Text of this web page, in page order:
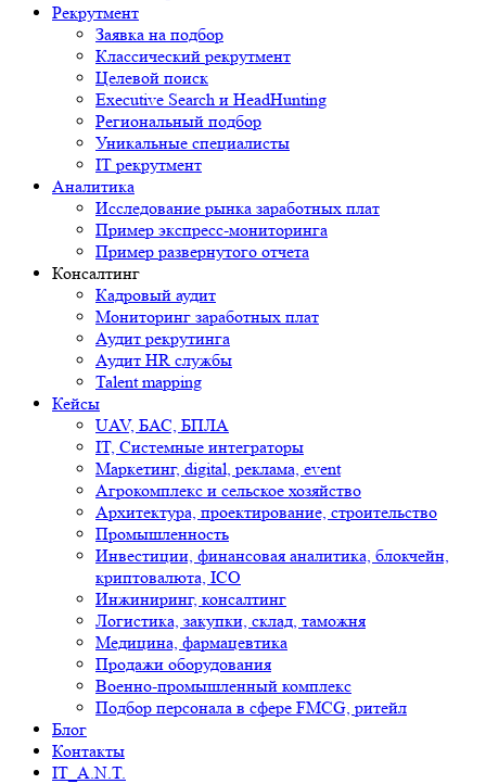
Рекрутмент
Заявка на подбор
Классический рекрутмент
Целевой поиск
Executive Search и HeadHunting
Региональный подбор
Уникальные специалисты
IT рекрутмент
Аналитика
Исследование рынка заработных плат
Пример экспресс-мониторинга
Пример развернутого отчета
Консалтинг
Кадровый аудит
Мониторинг заработных плат
Аудит рекрутинга
Аудит HR службы
Talent mapping
Кейсы
UAV, БАС, БПЛА
IT, Системные интеграторы
Маркетинг, digital, реклама, event
Агрокомплекс и сельское хозяйство
Архитектура, проектирование, строительство
Промышленность
Инвестиции, финансовая аналитика, блокчейн,
криптовалюта, ICO
Инжиниринг, консалтинг
Логистика, закупки, склад, таможня
Медицина, фармацевтика
Продажи оборудования
Военно-промышленный комплекс
Подбор персонала в сфере FMCG, ритейл
Блог
Контакты
IT_A.N.T.